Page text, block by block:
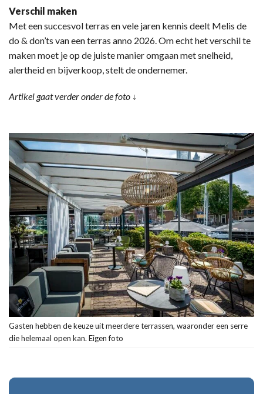
Verschil maken
Met een succesvol terras en vele jaren kennis deelt Melis de
do & don’ts van een terras anno 2026. Om echt het verschil te
maken moet je op de juiste manier omgaan met snelheid,
alertheid en bijverkoop, stelt de ondernemer.
Artikel gaat verder onder de foto ↓
Gasten hebben de keuze uit meerdere terrassen, waaronder een serre
die helemaal open kan. Eigen foto